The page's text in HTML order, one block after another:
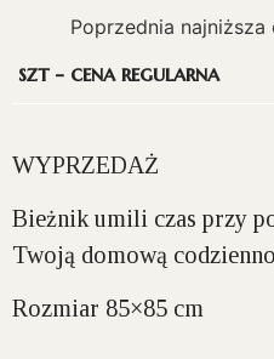
Poprzednia najniższa
szt - cena regularna
WYPRZEDAŻ
Bieżnik umili czas przy
Twoją domową
Rozmiar 85×85 cm